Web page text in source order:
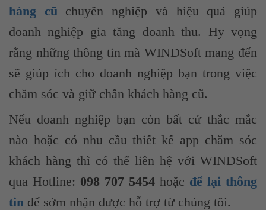
hàng cũ chuyên nghiệp và hiệu quả giúp
doanh nghiệp gia tăng doanh thu. Hy vọng
rằng những thông tin mà WINDSoft mang đến
sẽ giúp ích cho doanh nghiệp bạn trong việc
chăm sóc và giữ chân khách hàng cũ.
Nếu doanh nghiệp bạn còn bất cứ thắc mắc
nào hoặc có nhu cầu thiết kế app chăm sóc
khách hàng thì có thể liên hệ với WINDSoft
qua Hotline: 098 707 5454 hoặc để lại thông
tin để sớm nhận được hỗ trợ từ chúng tôi.